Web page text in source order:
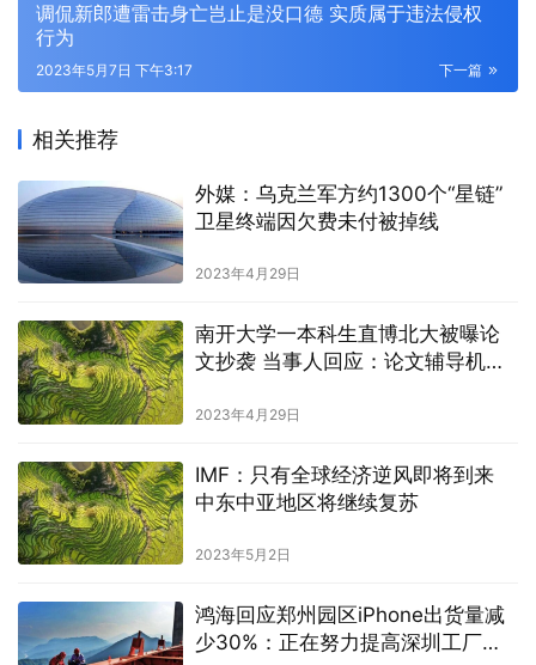
调侃新郎遭雷击身亡岂止是没口德 实质属于违法侵权
行为
下一篇
2023年5月7日 下午3:17
相关推荐
外媒：乌克兰军方约1300个“星链”
卫星终端因欠费未付被掉线
2023年4月29日
南开大学一本科生直博北大被曝论
文抄袭 当事人回应：论文辅导机构
2023年4月29日
IMF：只有全球经济逆风即将到来
中东中亚地区将继续复苏
2023年5月2日
鸿海回应郑州园区iPhone出货量减
少30%：正在努力提高深圳工厂的